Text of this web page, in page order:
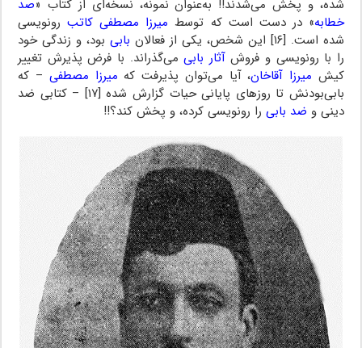
شده، و پخش می‌شدند!! به‌عنوان نمونه، نسخه‌ای از کتاب «صد
خطابه» در دست است که توسط میرزا مصطفی کاتبرونویسی
شده است. [۱۶] این شخص، یکی از فعالان
بابیبود، و زندگی خود
را با رونویسی و فروشآثار بابیمی‌گذراند. با فرض پذیرش تغییر
کیش میرزا آقاخان، آیا می‌توان پذیرفت که میرزا مصطفی – که
بابی‌بودنش تا روزهای پایانی حیات گزارش شده [۱۷] – کتابی ضد
دینی و ضد بابی را رونویسی کرده، و پخش کند؟!!